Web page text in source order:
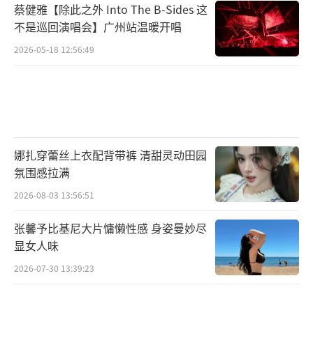
蔡健雅【除此之外 Into The B-Sides 这
不是巡回演唱会】广州站温暖开唱
2026-05-18 12:56:49
娜扎穿蕾丝上衣配背带裤 清甜灵动田园
氛围感拉满
2026-08-03 13:56:51
张馨予比基尼大片慵懒性感 身姿曼妙尽
显女人味
2026-07-30 13:39:23